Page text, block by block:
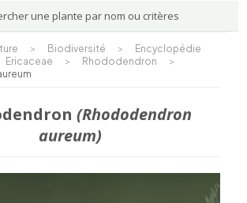
une plante par nom ou critères
> Biodiversité >
Encyclopédie
Ericaceae > Rhododendron
>
(Rhododendron
aureum)